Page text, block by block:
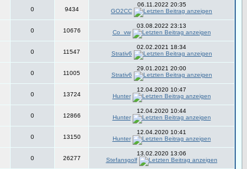
0 9434
06.11.2022 20:35
GO2CC
0 10676
03.08.2022 23:13
Co_vw
0 11547
02.02.2021 18:34
Strativ6
0 11005
29.01.2021 20:00
Strativ6
0 13724
12.04.2020 10:47
Hunter
0 12866
12.04.2020 10:44
Hunter
0 13150
12.04.2020 10:41
Hunter
0 26277
13.02.2020 13:06
Stefansgolf